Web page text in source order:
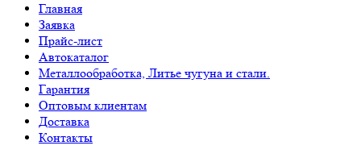
Главная
Заявка
Прайс-лист
Автокаталог
Металлообработка, Литье чугуна и стали.
Гарантия
Оптовым клиентам
Доставка
Контакты